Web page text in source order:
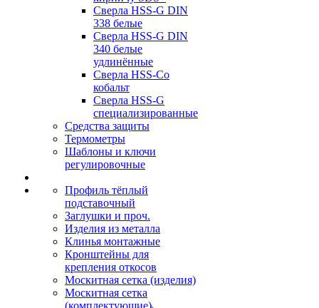
Сверла HSS-G DIN
338 белые
Сверла HSS-G DIN
340 белые
удлинённые
Сверла HSS-Co
кобальт
Сверла HSS-G
специализированные
Средства защиты
Термометры
Шаблоны и ключи
регулировочные
Профиль тёплый
подставочный
Заглушки и проч.
Изделия из металла
Клинья монтажные
Кронштейны для
крепления откосов
Москитная сетка (изделия)
Москитная сетка
(комплектующие)